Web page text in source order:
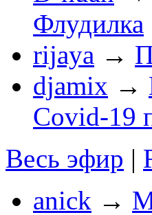
Флудилка
rijaya →
djamix →
Covid-19
Весь эфир |
anick →